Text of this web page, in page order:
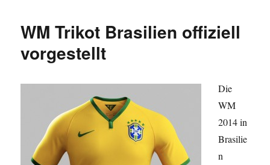
für
WM Trikot Brasilien offiziell
vorgestellt
Die
WM
2014 in
Brasilie
n